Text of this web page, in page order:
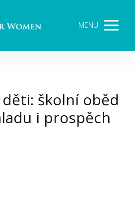
MENU
školní oběd
i prospěch